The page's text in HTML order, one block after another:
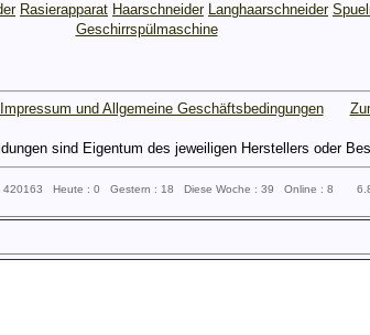
Rasierapparat Haarschneider Langhaarschneider
Geschirrspülmaschine
Impressum und Allgemeine Geschäftsbedingungen
sind Eigentum des jeweiligen Herstellers oder
Heute : 0 Gestern : 18 Diese Woche : 39 Online : 8